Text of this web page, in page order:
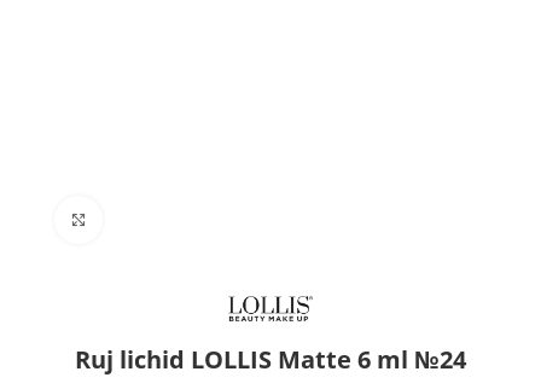
Ruj lichid LOLLIS Matte 6 ml №24